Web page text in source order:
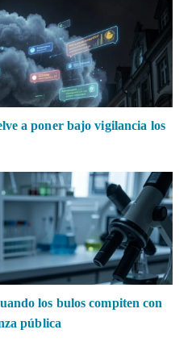
a poner bajo vigilancia los
los bulos compiten con
pública